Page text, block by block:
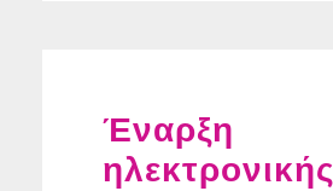
Έναρξη
ηλεκτρονικής